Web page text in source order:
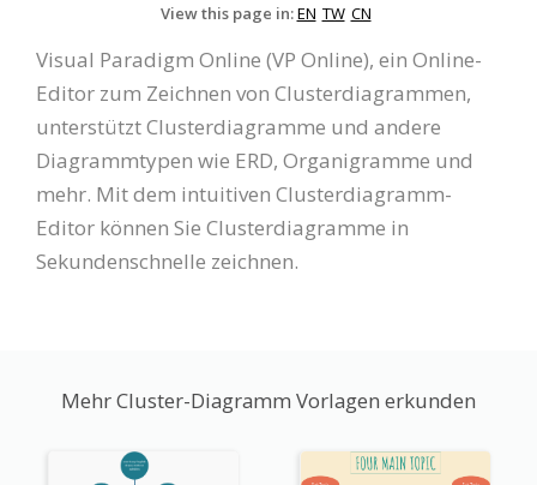
View this page in:EN TW CN
Visual Paradigm Online (VP Online), ein Online-
Editor zum Zeichnen von Clusterdiagrammen,
unterstützt Clusterdiagramme und andere
Diagrammtypen wie ERD, Organigramme und
mehr. Mit dem intuitiven Clusterdiagramm-
Editor können Sie Clusterdiagramme in
Sekundenschnelle zeichnen.
Mehr Cluster-Diagramm Vorlagen erkunden